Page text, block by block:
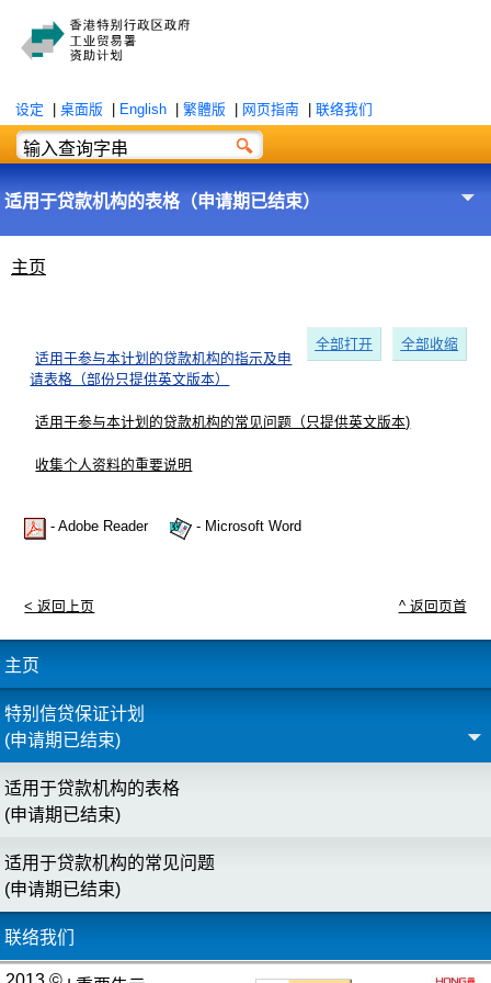
设定 桌面版 English 繁體版 网页指南 联络我们
适用于贷款机构的表格（申请期已结束）
主页
全部打开
全部收缩
适用于参与本计划的贷款机构的指示及申
请表格（部份只提供英文版本）
适用于参与本计划的贷款机构的常见问题（只提供英文版本)
收集个人资料的重要说明
- Adobe Reader - Microsoft Word
< 返回上页 ^ 返回页首
主页
特别信贷保证计划
(申请期已结束)
适用于贷款机构的表格
(申请期已结束)
适用于贷款机构的常见问题
(申请期已结束)
联络我们